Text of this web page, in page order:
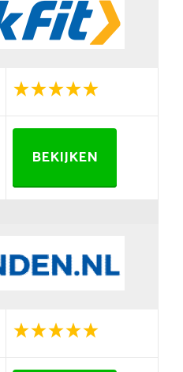
BEKIJKEN